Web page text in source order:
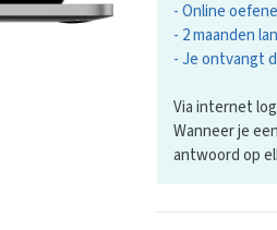
- Online
- 2 maanden
- Je ontvangt
Via internet
Wanneer je
antwoord op